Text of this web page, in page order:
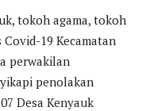
tokoh agama, tokoh
19 Kecamatan
perwakilan
penolakan
Desa Kenyauk